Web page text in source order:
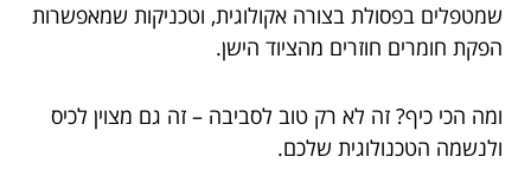
שמטפלים בפסולת בצורה אקולוגית, וטכניקות שמאפשרות
הפקת חומרים חוזרים מהציוד הישן.
ומה הכי כיף? זה לא רק טוב לסביבה – זה גם מצוין לכיס
ולנשמה הטכנולוגית שלכם.